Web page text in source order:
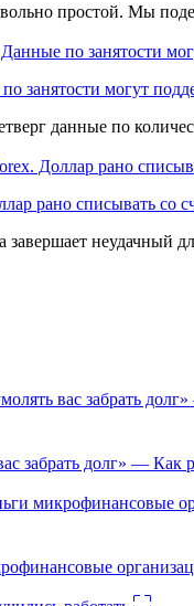
простой. Мы
занятости могут
данные по
рано списывать со
завершает неудачный
забрать долг» — Как